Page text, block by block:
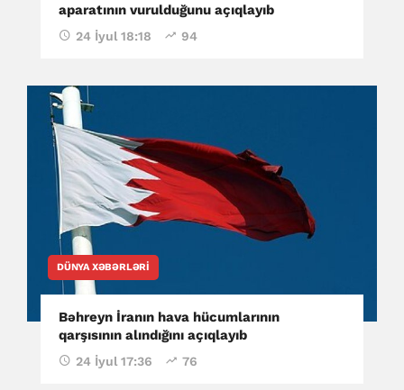
aparatının vurulduğunu açıqlayıb
24 İyul 18:18 94
DÜNYA XƏBƏRLƏRI
Bəhreyn İranın hava hücumlarının
qarşısının alındığını açıqlayıb
24 İyul 17:36 76